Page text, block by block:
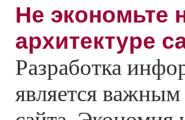
Не экономьте
архитектуре
Разработка
является важным